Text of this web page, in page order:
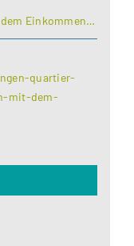
Einkommen…
quartier-
mit-dem-